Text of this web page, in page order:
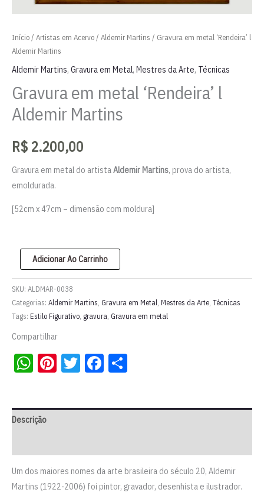
Início/ Artistas em Acervo/ Aldemir Martins / Gravura em metal ‘Rendeira’ l
Aldemir Martins
Aldemir Martins, Gravura em Metal, Mestres da Arte, Técnicas
Gravura em metal ‘Rendeira’ l
Aldemir Martins
R$ 2.200,00
Gravura em metal do artistaAldemir Martins, prova do artista,
emoldurada.
[52cm x 47cm – dimensão com moldura]
Gravura
em
metal
'Rendeira'
l
Aldemir
quantidade
Adicionar Ao Carrinho
SKU: ALDMAR-0038
Categorias: Aldemir Martins Gravura em Metal Mestres da Arte Técnicas
Tags: Estilo Figurativo gravura Gravura em metal
Compartilhar
WhatsApp
Pinterest
TwitterFacebook
Descrição
Um dos maiores nomes da arte brasileira do século 20, Aldemir
Martins (1922-2006) foi pintor, gravador, desenhista e ilustrador.